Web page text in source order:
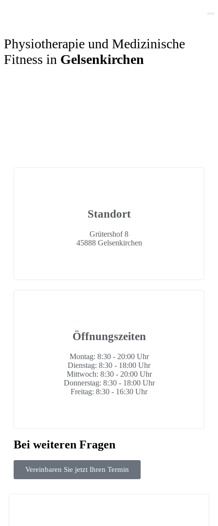
Physiotherapie und Medizinische
Fitness in Gelsenkirchen
Standort
Grütershof 8
45888 Gelsenkirchen
Öffnungszeiten
Montag: 8:30 - 20:00 Uhr
Dienstag: 8:30 - 18:00 Uhr
Mittwoch: 8:30 - 20:00 Uhr
Donnerstag: 8:30 - 18:00 Uhr
Freitag: 8:30 - 16:30 Uhr
Bei weiteren Fragen
Vereinbaren Sie jetzt Ihren Termin